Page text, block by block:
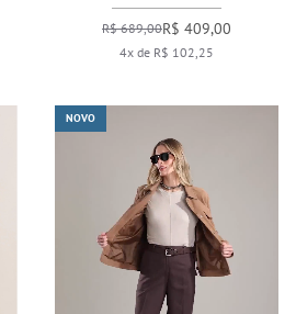
R$ 689,00R$ 409,00
4x de R$ 102,25
NOVO